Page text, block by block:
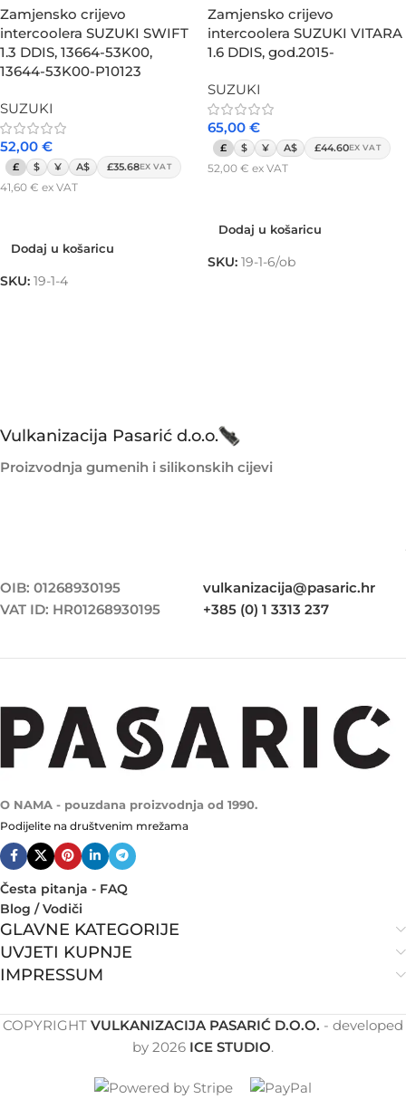
Zamjensko crijevo
intercoolera SUZUKI SWIFT
1.3 DDIS, 13664-53K00,
13644-53K00-P10123
SUZUKI
52,00 €
£ $ ¥ A$ £35.68EX VAT
41,60 € ex VAT
Dodaj u košaricu
SKU: 19-1-4
Zamjensko crijevo
intercoolera SUZUKI VITARA
1.6 DDIS, god.2015-
SUZUKI
65,00 €
£ $ ¥ A$ £44.60EX VAT
52,00 € ex VAT
Dodaj u košaricu
SKU: 19-1-6/ob
Vulkanizacija Pasarić d.o.o.
Proizvodnja gumenih i silikonskih cijevi
OIB: 01268930195
VAT ID: HR01268930195
vulkanizacija@pasaric.hr
+385 (0) 1 3313 237
O NAMA - pouzdana proizvodnja od 1990.
Podijelite na društvenim mrežama
Česta pitanja - FAQ
Blog / Vodiči
GLAVNE KATEGORIJE
UVJETI KUPNJE
IMPRESSUM
COPYRIGHT VULKANIZACIJA PASARIĆ D.O.O. - developed
by 2026 ICE STUDIO.